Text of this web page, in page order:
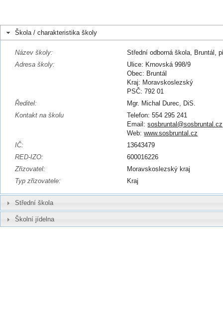
Škola / charakteristika školy
Název školy:
Střední odborná škola, Bruntál,
Adresa školy:
Ulice: Krnovská 998/9
Obec: Bruntál
Kraj: Moravskoslezský
PSČ: 792 01
Ředitel:
Mgr. Michal Durec, DiS.
Kontakt na školu
Telefon: 554 295 241
Email:sosbruntal@sosbruntal.cz
Web:www.sosbruntal.cz
IČ:
13643479
RED-IZO:
600016226
Zřizovatel:
Moravskoslezský kraj
Typ zřizovatele:
Kraj
Střední škola
Školní jídelna